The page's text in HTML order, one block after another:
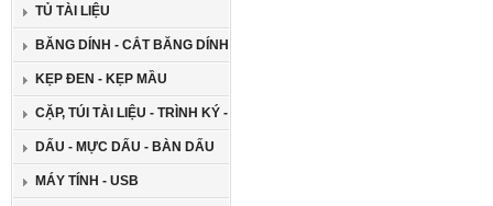
TỦ TÀI LIỆU
BĂNG DÍNH - CẮT BĂNG DÍNH
KẸP ĐEN - KẸP MẦU
CẶP, TÚI TÀI LIỆU - TRÌNH KÝ - GIÁ ĐỠ ĐA NĂNG
DẤU - MỰC DẤU - BÀN DẤU
MÁY TÍNH - USB